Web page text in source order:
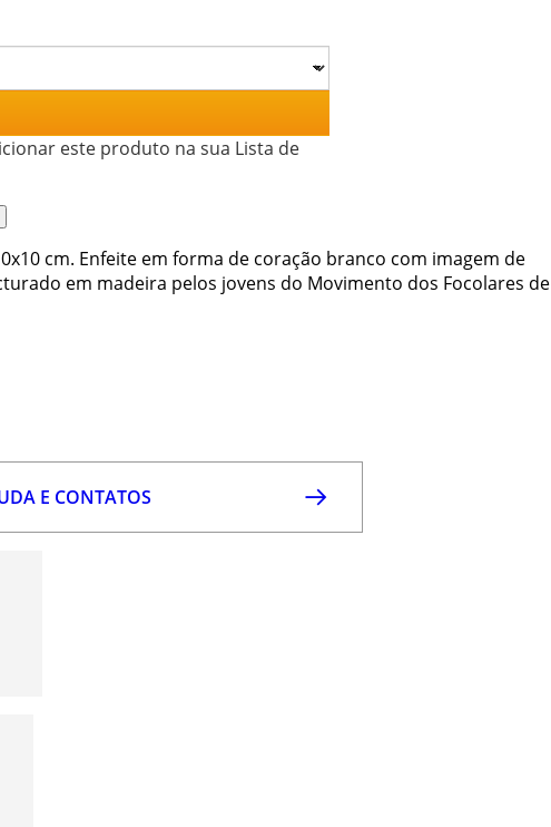
este produto na sua Lista de
cm. Enfeite em forma de coração branco com imagem de
em madeira pelos jovens do Movimento dos Focolares de
E CONTATOS